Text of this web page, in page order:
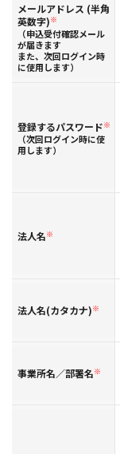
メールアドレス (半角
英数字)※
（申込受付確認メール
が届きます
また、次回ログイン時
に使用します）
登録するパスワード※
（次回ログイン時に使
用します）
法人名※
法人名(カタカナ)※
事業所名／部署名※